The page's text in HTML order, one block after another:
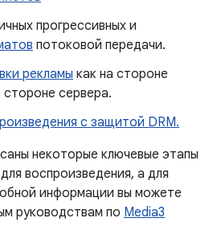
прогрессивных и
потоковой передачи.
рекламы как на стороне
стороне сервера.
с защитой DRM.
некоторые ключевые этапы
воспроизведения, а для
информации вы можете
руководствам по Media3